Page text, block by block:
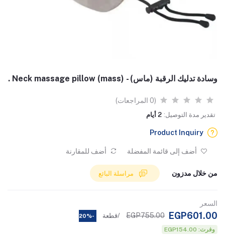
وسادة تدليك الرقبة (ماس) - Neck massage pillow (mass) .
(0 المراجعات)
تقدير مدة التوصيل: 2 أيام
Product Inquiry
أضف إلى قائمة المفضلة أضف للمقارنة
من خلال مدزون
السعر
EGP601.00
EGP755.00 /قطعة -20%
وفرت: EGP154.00